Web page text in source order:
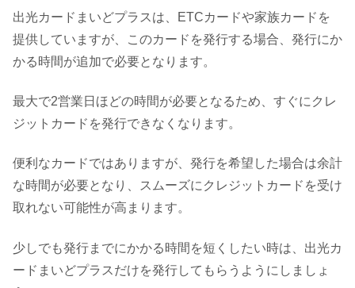
出光カードまいどプラスは、ETCカードや家族カードを
提供していますが、このカードを発行する場合、発行にか
かる時間が追加で必要となります。
最大で2営業日ほどの時間が必要となるため、すぐにクレ
ジットカードを発行できなくなります。
便利なカードではありますが、発行を希望した場合は余計
な時間が必要となり、スムーズにクレジットカードを受け
取れない可能性が高まります。
少しでも発行までにかかる時間を短くしたい時は、出光カ
ードまいどプラスだけを発行してもらうようにしましょ